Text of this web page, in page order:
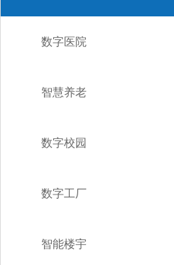
数字医院
智慧养老
数字校园
数字工厂
智能楼宇